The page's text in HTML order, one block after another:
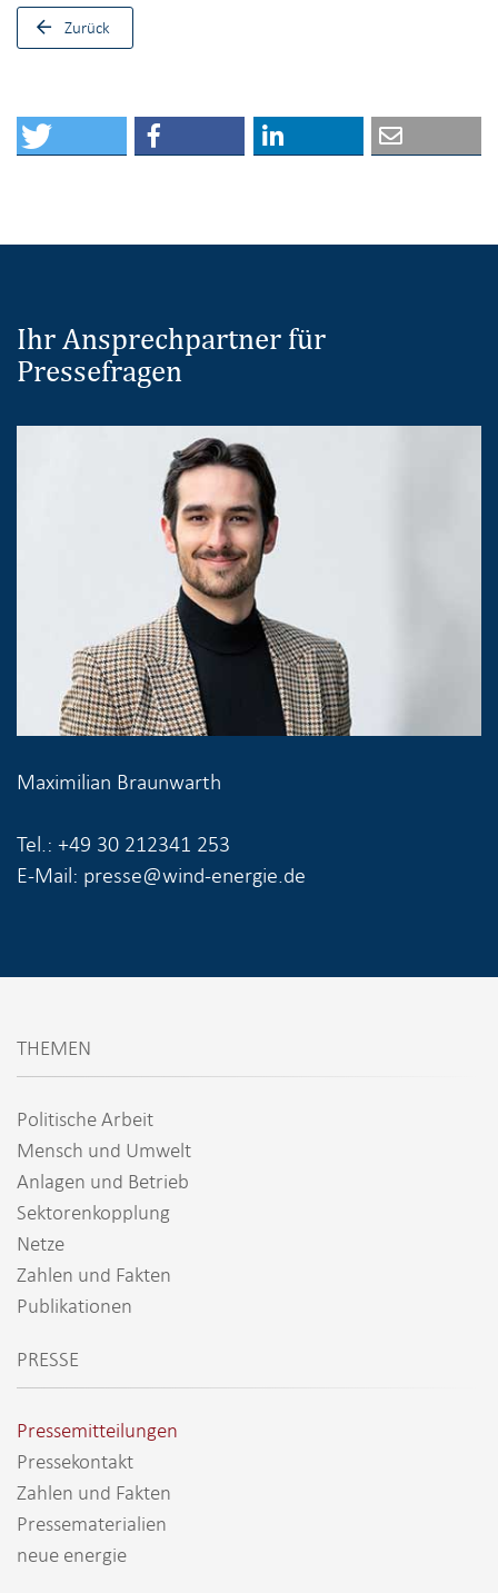
Zurück
Ihr Ansprechpartner für
Pressefragen
Maximilian Braunwarth
Tel.: +49 30 212341 253
E-Mail: presse@wind-energie.de
THEMEN
Politische Arbeit
Mensch und Umwelt
Anlagen und Betrieb
Sektorenkopplung
Netze
Zahlen und Fakten
Publikationen
PRESSE
Pressemitteilungen
Pressekontakt
Zahlen und Fakten
Pressematerialien
neue energie